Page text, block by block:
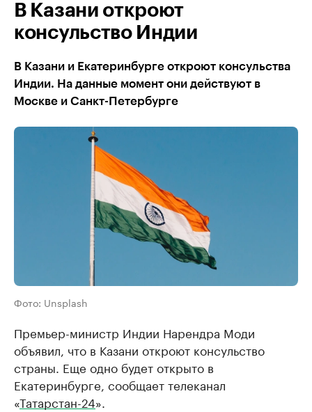
В Казани откроют
консульство Индии
В Казани и Екатеринбурге откроют консульства
Индии. На данные момент они действуют в
Москве и Санкт-Петербурге
Фото: Unsplash
Премьер-министр Индии Нарендра Моди
объявил, что в Казани откроют консульство
страны. Еще одно будет открыто в
Екатеринбурге, сообщает телеканал
«Татарстан-24».